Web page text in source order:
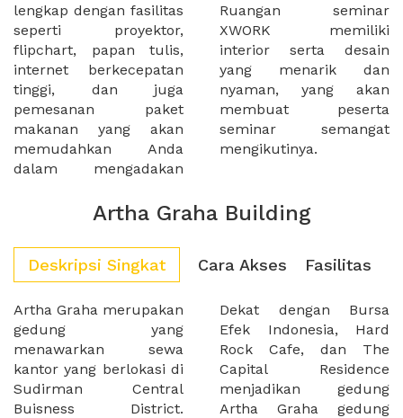
lengkap dengan fasilitas
seperti proyektor,
flipchart, papan tulis,
internet berkecepatan
tinggi, dan juga
pemesanan paket
makanan yang akan
memudahkan Anda
dalam mengadakan
Ruangan seminar
XWORK memiliki
interior serta desain
yang menarik dan
nyaman, yang akan
membuat peserta
seminar semangat
mengikutinya.
Artha Graha Building
Deskripsi Singkat Cara Akses Fasilitas
Artha Graha merupakan
gedung yang
menawarkan sewa
kantor yang berlokasi di
Sudirman Central
Buisness District.
Dekat dengan Bursa
Efek Indonesia, Hard
Rock Cafe, dan The
Capital Residence
menjadikan gedung
Artha Graha gedung